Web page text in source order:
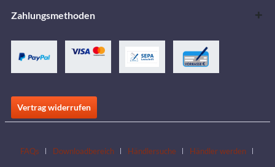
Zahlungsmethoden
Vertrag widerrufen
FAQs Downloadbereich Händlersuche
Händler werden